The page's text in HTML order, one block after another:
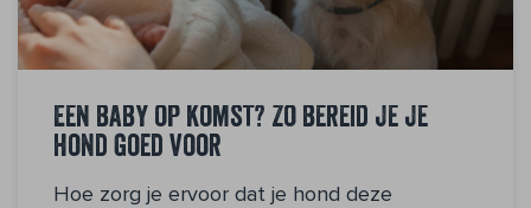
Een baby op komst? Zo bereid je je
hond goed voor
Hoe zorg je ervoor dat je hond deze